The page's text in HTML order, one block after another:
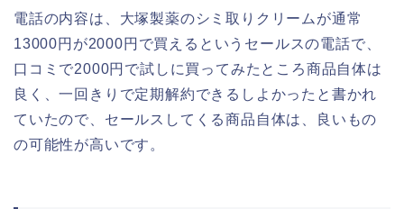
電話の内容は、大塚製薬のシミ取りクリームが通常
13000円が2000円で買えるというセールスの電話で、
口コミで2000円で試しに買ってみたところ商品自体は
良く、一回きりで定期解約できるしよかったと書かれ
ていたので、セールスしてくる商品自体は、良いもの
の可能性が高いです。